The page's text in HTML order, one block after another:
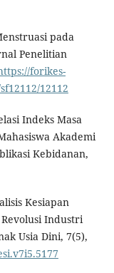
pada
Penelitian
forikes-
12112
Indeks Masa
Akademi
Kebidanan,
Kesiapan
Industri
Usia Dini, 7(5),